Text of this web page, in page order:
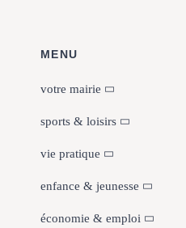
MENU
votre mairie
sports & loisirs
vie pratique
enfance & jeunesse
économie & emploi